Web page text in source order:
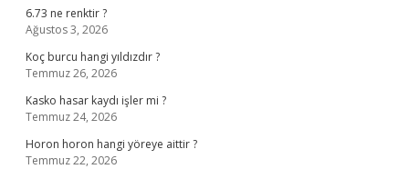
6.73 ne renktir ?
Ağustos 3, 2026
Koç burcu hangi yıldızdır ?
Temmuz 26, 2026
Kasko hasar kaydı işler mi ?
Temmuz 24, 2026
Horon horon hangi yöreye aittir ?
Temmuz 22, 2026